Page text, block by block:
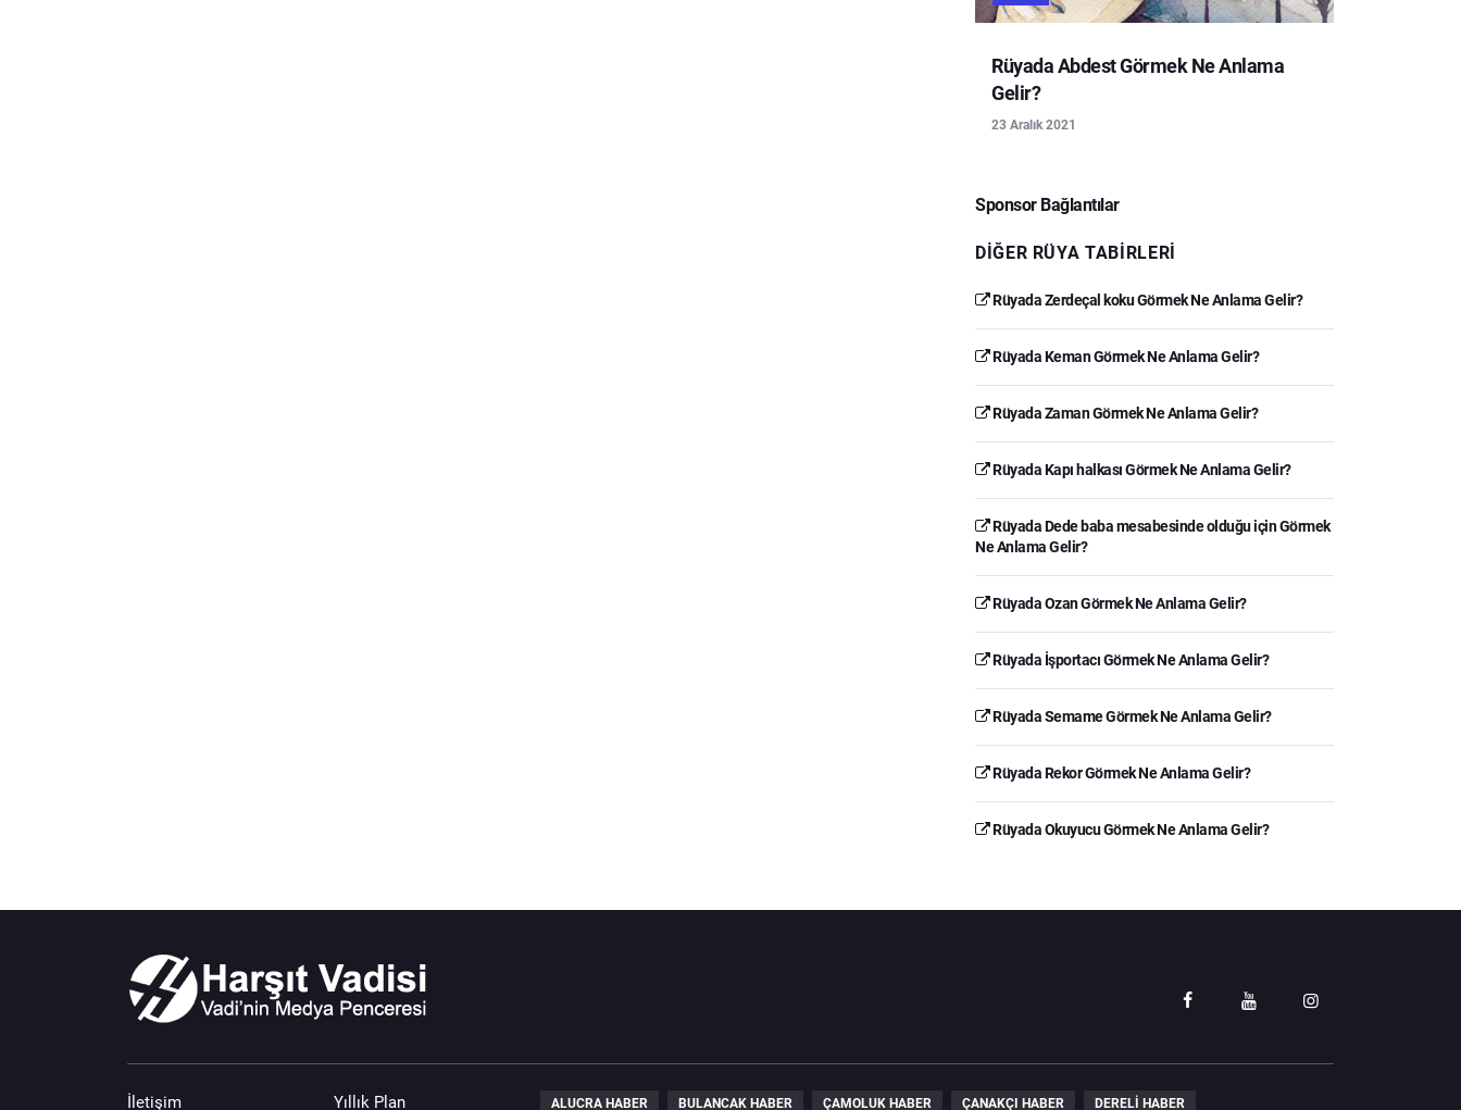
Rüyada Abdest Görmek Ne Anlama
Gelir?
23 Aralık 2021
Sponsor Bağlantılar
DIĞER RÜYA TABIRLERI
Rüyada Zerdeçal koku Görmek Ne Anlama Gelir?
Rüyada Keman Görmek Ne Anlama Gelir?
Rüyada Zaman Görmek Ne Anlama Gelir?
Rüyada Kapı halkası Görmek Ne Anlama Gelir?
Rüyada Dede baba mesabesinde olduğu için Görmek
Ne Anlama Gelir?
Rüyada Ozan Görmek Ne Anlama Gelir?
Rüyada İşportacı Görmek Ne Anlama Gelir?
Rüyada Semame Görmek Ne Anlama Gelir?
Rüyada Rekor Görmek Ne Anlama Gelir?
Rüyada Okuyucu Görmek Ne Anlama Gelir?
İletişim Yıllık Plan ALUCRA HABER BULANCAK HABER ÇAMOLUK HABER ÇANAKÇI HABER DERELI HABER